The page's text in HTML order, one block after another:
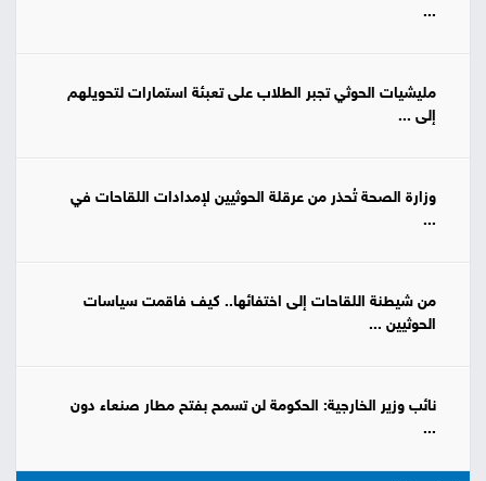
...
مليشيات الحوثي تجبر الطلاب على تعبئة استمارات لتحويلهم
إلى ...
وزارة الصحة تُحذر من عرقلة الحوثيين لإمدادات اللقاحات في
...
من شيطنة اللقاحات إلى اختفائها.. كيف فاقمت سياسات
الحوثيين ...
نائب وزير الخارجية: الحكومة لن تسمح بفتح مطار صنعاء دون
...